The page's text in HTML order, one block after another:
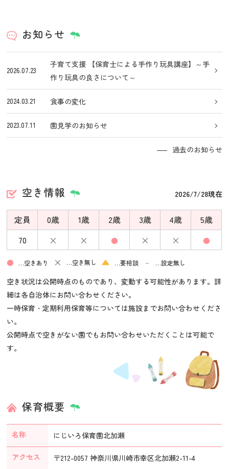
お知らせ
2026.07.23
子育て支援 【保育士による手作り玩具講座】～手
作り玩具の良さについて～
2024.03.21 食事の変化
2023.07.11 園見学のお知らせ
過去のお知らせ
空き情報 2026/7/28現在
定員 0歳 1歳 2歳 3歳 4歳
5歳
70
× × ● × × ●
● …空きあり × …空き無し ▲ …要相談 － …設定無し
空き状況は公開時点のものであり、変動する可能性があります。詳
細は各自治体にお問い合わせください。
一時保育・定期利用保育等については施設までお問い合わせくださ
い。
公開時点で空きがない園でもお問い合わせいただくことは可能で
す。
保育概要
名称 にじいろ保育園北加瀬
アクセス 〒212-0057 神奈川県川崎市幸区北加瀬2-11-4